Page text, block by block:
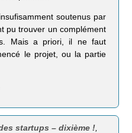
soutenus par
pu trouver un complément
Mais a priori, il ne faut
le projet, ou la partie
startups – dixième !